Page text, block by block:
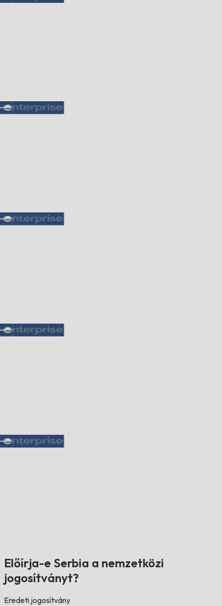
Előírja-e Serbia a nemzetközi
jogosítványt?
Eredeti jogosítvány